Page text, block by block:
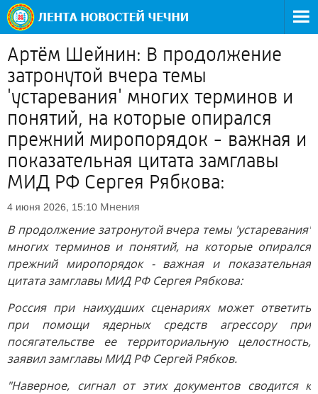
Артём Шейнин: В продолжение
затронутой вчера темы
'устаревания' многих терминов и
понятий, на которые опирался
прежний миропорядок - важная и
показательная цитата замглавы
МИД РФ Сергея Рябкова:
4 июня 2026, 15:10 Мнения
В продолжение затронутой вчера темы 'устаревания'
многих терминов и понятий, на которые опирался
прежний миропорядок - важная и показательная
цитата замглавы МИД РФ Сергея Рябкова:
Россия при наихудших сценариях может ответить
при помощи ядерных средств агрессору при
посягательстве ее территориальную целостность,
заявил замглавы МИД РФ Сергей Рябков.
"Наверное, сигнал от этих документов сводится к